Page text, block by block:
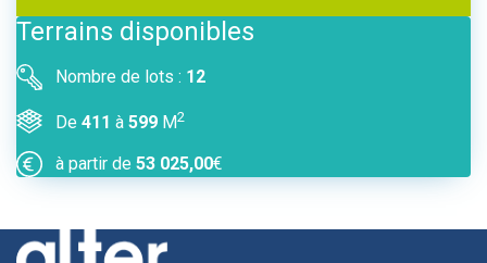
Terrains disponibles
Nombre de lots : 12
De 411 à 599 M2
à partir de 53 025,00€